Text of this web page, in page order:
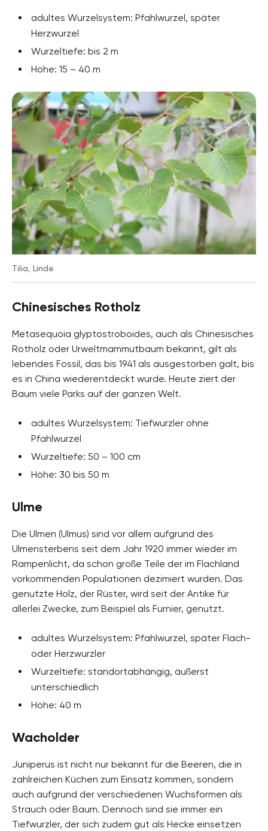
adultes Wurzelsystem: Pfahlwurzel, später
Herzwurzel
Wurzeltiefe: bis 2 m
Höhe: 15 – 40 m
Tilia, Linde
Chinesisches Rotholz
Metasequoia glyptostroboides, auch als Chinesisches
Rotholz oder Urweltmammutbaum bekannt, gilt als
lebendes Fossil, das bis 1941 als ausgestorben galt, bis
es in China wiederentdeckt wurde. Heute ziert der
Baum viele Parks auf der ganzen Welt.
adultes Wurzelsystem: Tiefwurzler ohne
Pfahlwurzel
Wurzeltiefe: 50 – 100 cm
Höhe: 30 bis 50 m
Ulme
Die Ulmen (Ulmus) sind vor allem aufgrund des
Ulmensterbens seit dem Jahr 1920 immer wieder im
Rampenlicht, da schon große Teile der im Flachland
vorkommenden Populationen dezimiert wurden. Das
genutzte Holz, der Rüster, wird seit der Antike für
allerlei Zwecke, zum Beispiel als Furnier, genutzt.
adultes Wurzelsystem: Pfahlwurzel, später Flach-
oder Herzwurzler
Wurzeltiefe: standortabhängig, äußerst
unterschiedlich
Höhe: 40 m
Wacholder
Juniperus ist nicht nur bekannt für die Beeren, die in
zahlreichen Küchen zum Einsatz kommen, sondern
auch aufgrund der verschiedenen Wuchsformen als
Strauch oder Baum. Dennoch sind sie immer ein
Tiefwurzler, der sich zudem gut als Hecke einsetzen